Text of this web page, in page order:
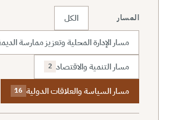
المسار
الكل
مسار الإدارة المحلية وتعزيز ممارسة
مسار التنمية والاقتصاد 2
مسار السياسة والعلاقات الدولية 16